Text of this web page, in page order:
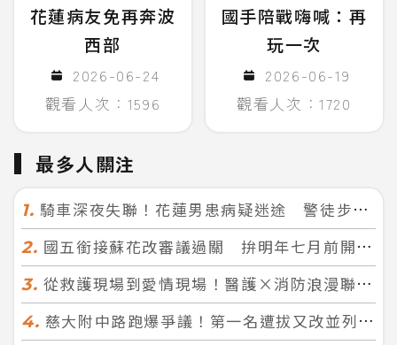
花蓮病友免再奔波
西部
2026-06-24
觀看人次：1596
國手陪戰嗨喊：再
玩一次
2026-06-19
觀看人次：1720
最多人關注
1. 騎車深夜失聯！花蓮男患病疑迷途 警徒步百米急尋救回一命
2. 國五銜接蘇花改審議過關 拚明年七月前開工！台北花蓮2小時生活圈成形
3. 從救護現場到愛情現場！醫護×消防浪漫聯誼 32人配對成功5對
4. 慈大附中路跑爆爭議！第一名遭拔又改並列 家長怒：難以接受